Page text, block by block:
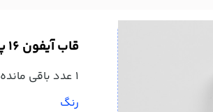
قاب آيفون 16 پرو Magic Mask
1 عدد باقی مانده
رنگ